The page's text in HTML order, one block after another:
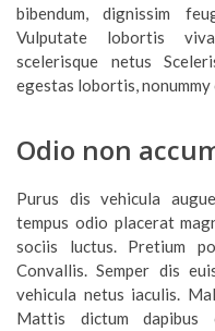
bibendum, dignissim
Vulputate lobortis
scelerisque netus
egestas lobortis, nonummy
Odio non
Purus dis vehicula
tempus odio placerat
sociis luctus. Pretium
Convallis. Semper dis
vehicula netus iaculis.
Mattis dictum dapibus